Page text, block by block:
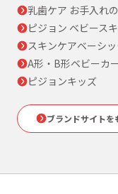
乳歯ケア お手入れ
ピジョン ベビース
スキンケアベーシ
A形・B形ベビーカー
ピジョンキッズ
ブランドサイトを